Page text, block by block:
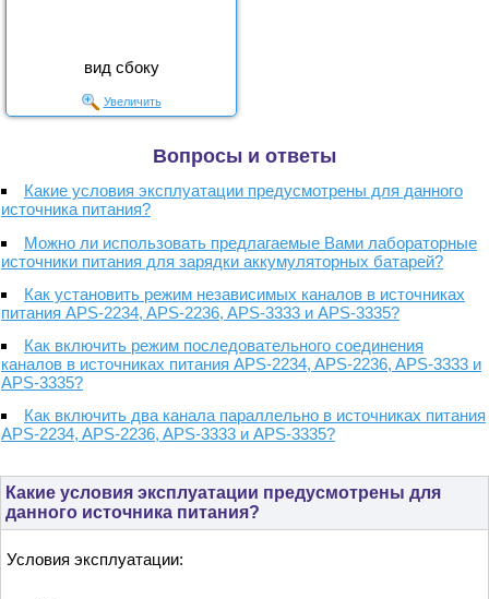
вид сбоку
Увеличить
Вопросы и ответы
Какие условия эксплуатации предусмотрены для данного
источника питания?
Можно ли использовать предлагаемые Вами лабораторные
источники питания для зарядки аккумуляторных батарей?
Как установить режим независимых каналов в источниках
питания APS-2234, APS-2236, APS-3333 и APS-3335?
Как включить режим последовательного соединения
каналов в источниках питания APS-2234, APS-2236, APS-3333 и
APS-3335?
Как включить два канала параллельно в источниках питания
APS-2234, APS-2236, APS-3333 и APS-3335?
Какие условия эксплуатации предусмотрены для
данного источника питания?
Условия эксплуатации: